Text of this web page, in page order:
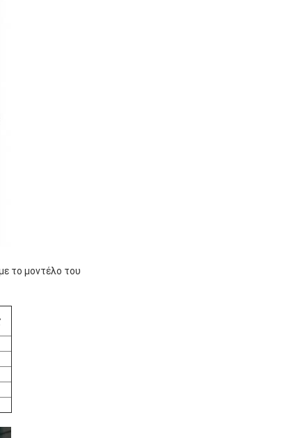
το μοντέλο του